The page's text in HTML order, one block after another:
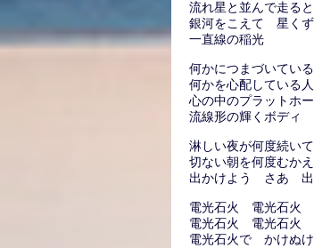
流れ星と並んで走る
銀河をこえて 星く
一直線の稲光
何かにつまづいてい
何かを心配している
心の中のプラットホ
流線形の輝くボディ
淋しい夜が何度続い
切ない朝を何度むか
出かけよう さあ 出
電光石火 電光石火
電光石火 電光石火
電光石火で かけぬ